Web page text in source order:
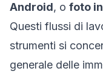
Android, o foto
Questi flussi di
strumenti si
generale delle